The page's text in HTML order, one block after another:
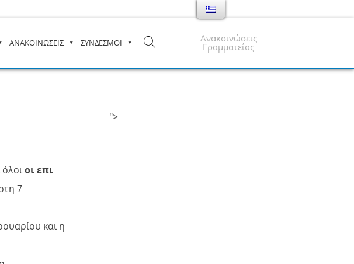
ΑΝΑΚΟΙΝΩΣΕΙΣ ΣΥΝΔΕΣΜΟΙ Ανακοινώσεις
Γραμματείας
όλοιοι επι
7
και η
">